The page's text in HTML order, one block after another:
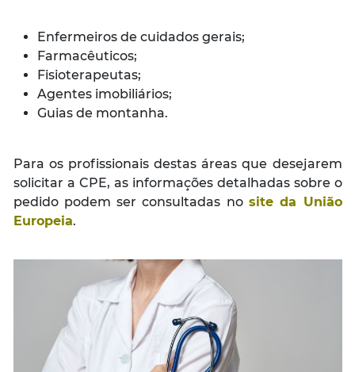
Enfermeiros de cuidados gerais;
Farmacêuticos;
Fisioterapeutas;
Agentes imobiliários;
Guias de montanha.
Para os profissionais destas áreas que desejarem
solicitar a CPE, as informações detalhadas sobre o
pedido podem ser consultadas no site da União
Europeia.